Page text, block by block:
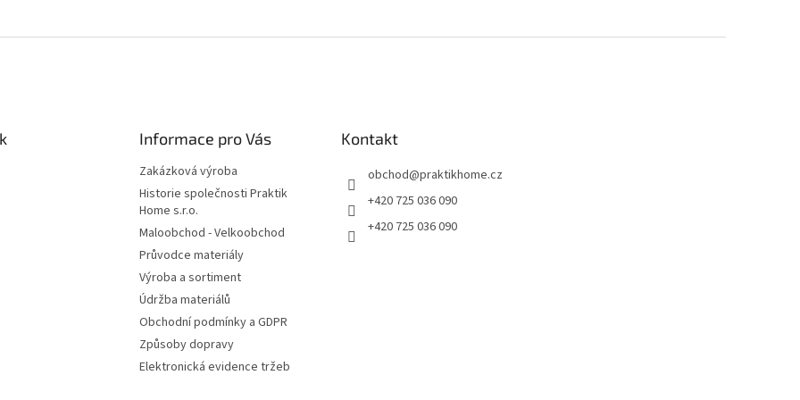
Informace pro Vás
Zakázková výroba
Historie společnosti Praktik
Home s.r.o.
Maloobchod - Velkoobchod
Průvodce materiály
Výroba a sortiment
Údržba materiálů
Obchodní podmínky a GDPR
Způsoby dopravy
Elektronická evidence tržeb
Kontakt
obchod@praktikhome.cz
+420 725 036 090
+420 725 036 090